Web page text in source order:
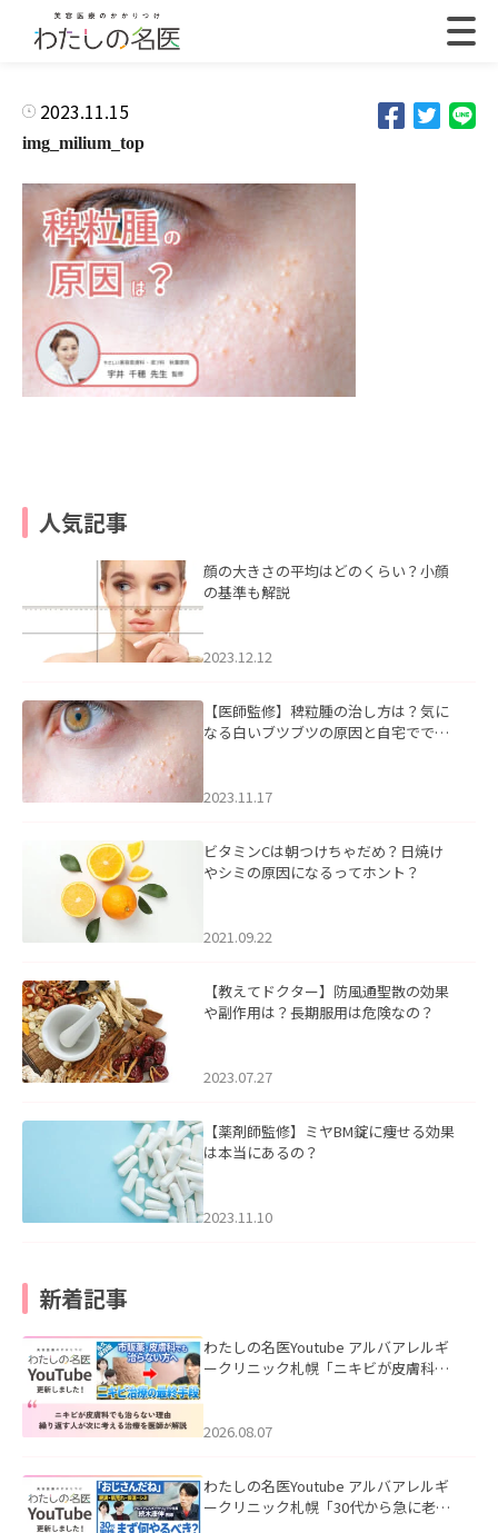
2023.11.15
img_milium_top
人気記事
顔の大きさの平均はどのくらい？小顔
の基準も解説
2023.12.12
【医師監修】稗粒腫の治し方は？気に
なる白いブツブツの原因と自宅ででき
2023.11.17
ビタミンCは朝つけちゃだめ？日焼け
やシミの原因になるってホント？
2021.09.22
【教えてドクター】防風通聖散の効果
や副作用は？長期服用は危険なの？
2023.07.27
【薬剤師監修】ミヤBM錠に痩せる効果
は本当にあるの？
2023.11.10
新着記事
わたしの名医Youtube アルバアレルギ
ークリニック札幌「ニキビが皮膚科で
ました。
2026.08.07
わたしの名医Youtube アルバアレルギ
ークリニック札幌「30代から急に老け